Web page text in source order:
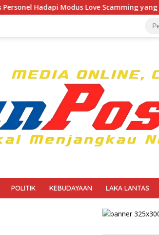
Love Scamming yang Kian Kompleks
POLITIK KEBUDAYAAN LAKA LANTAS